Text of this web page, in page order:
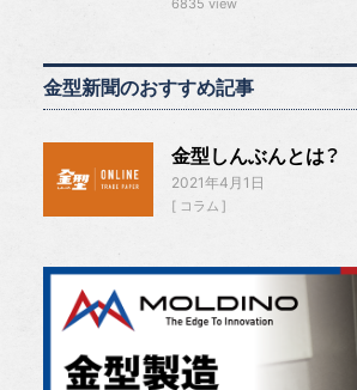
6835 view
金型新聞のおすすめ記事
金型しんぶんとは？
2021年4月1日
コラム